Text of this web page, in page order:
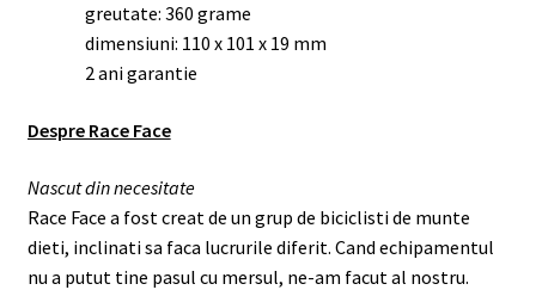
greutate: 360 grame
dimensiuni: 110 x 101 x 19 mm
2 ani garantie
Despre Race Face
Nascut din necesitate
Race Face a fost creat de un grup de biciclisti de munte
dieti, inclinati sa faca lucrurile diferit. Cand echipamentul
nu a putut tine pasul cu mersul, ne-am facut al nostru.